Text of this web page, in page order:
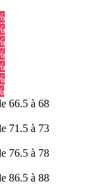
66.5 à 68
71.5 à 73
76.5 à 78
86.5 à 88